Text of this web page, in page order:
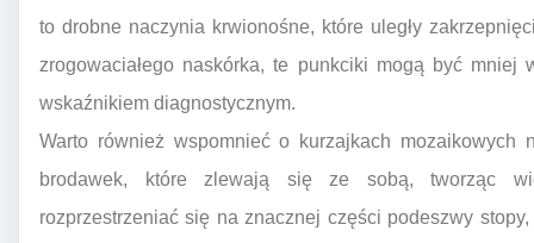
to drobne naczynia krwionośne, które uległy
zrogowaciałego naskórka, te punkciki mogą być
wskaźnikiem diagnostycznym.
Warto również wspomnieć o kurzajkach
brodawek, które zlewają się ze sobą, tworząc
rozprzestrzeniać się na znacznej części podeszwy